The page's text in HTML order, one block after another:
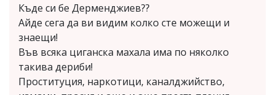
Къде си бе Дерменджиев??
Айде сега да ви видим колко сте можещи и
знаещи!
Във всяка циганска махала има по няколко
такива дериби!
Проституция, наркотици, каналджийство,